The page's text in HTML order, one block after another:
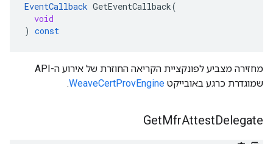
EventCallback GetEventCallback(
void
) const
מחזירה מצביע לפונקציית הקריאה החוזרת של אירוע ה-API
שמוגדרת כרגע באובייקט WeaveCertProvEngine
.
GetMfrAttestDelegate